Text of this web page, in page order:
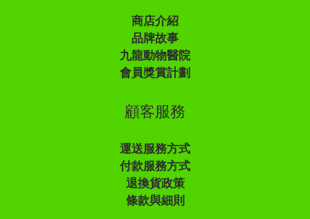
商店介紹
品牌故事
九龍動物醫院
會員獎賞計劃
顧客服務
運送服務方式
付款服務方式
退換貨政策
條款與細則